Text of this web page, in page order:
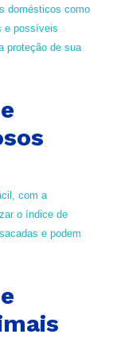
domésticos como
e possíveis
proteção de sua
com a
o índice de
e podem